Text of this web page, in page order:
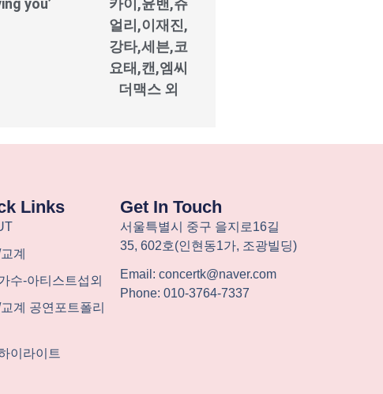
you’
카이,윤밴,쥬
얼리,이재진,
강타,세븐,코
요태,캔,엠씨
더맥스 외
Links
계
수-아티스트섭외
계 공연포트폴리
이라이트
Get In Touch
서울특별시 중구 을지로16길
35, 602호(인현동1가, 조광빌딩)
Email: concertk@naver.com
Phone: 010-3764-7337